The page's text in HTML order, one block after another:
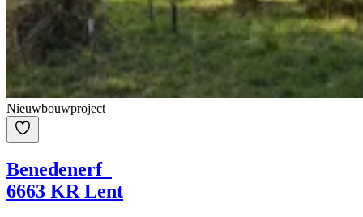
Nieuwbouwproject
Benedenerf
6663 KR Lent